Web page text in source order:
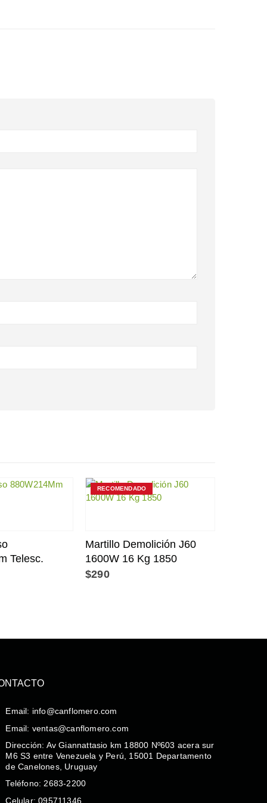
Telesc.
RECOMENDADO
Martillo Demolición J60
1600W 16 Kg 1850
$290
Email: info@canflomero.com
Email: ventas@canflomero.com
Dirección: Av Giannattasio km 18800 Nº603 acera sur
M6 S3 entre Venezuela y Perú, 15001 Departamento
de Canelones, Uruguay
Teléfono: 2683-2200
Celular: 095711346